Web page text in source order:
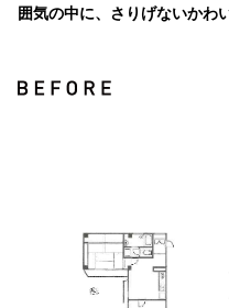
囲気の中に、さりげないかわ